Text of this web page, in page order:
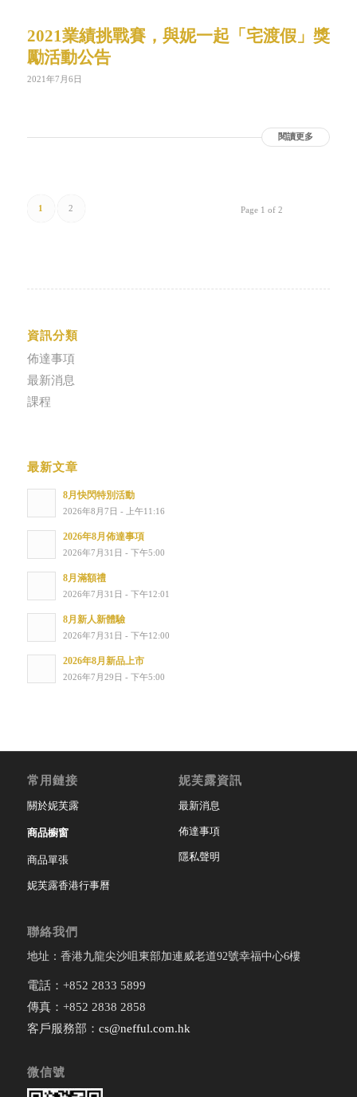
2021業績挑戰賽，與妮一起「宅渡假」獎
勵活動公告
2021年7月6日
閱讀更多
Page 1 of 2
1 2
資訊分類
佈達事項
最新消息
課程
最新文章
8月快閃特別活動
2026年8月7日 - 上午11:16
2026年8月佈達事項
2026年7月31日 - 下午5:00
8月滿額禮
2026年7月31日 - 下午12:01
8月新人新體驗
2026年7月31日 - 下午12:00
2026年8月新品上市
2026年7月29日 - 下午5:00
常用鏈接
關於妮芙露
商品櫥窗
商品單張
妮芙露香港行事曆
妮芙露資訊
最新消息
佈達事項
隱私聲明
聯絡我們
地址：香港九龍尖沙咀東部加連威老道92號幸福中心6樓
電話：+852 2833 5899
傳真：+852 2838 2858
客戶服務部： cs@nefful.com.hk
微信號